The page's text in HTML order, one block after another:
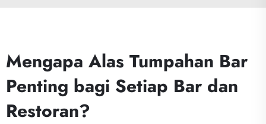
Mengapa Alas Tumpahan Bar
Penting bagi Setiap Bar dan
Restoran?